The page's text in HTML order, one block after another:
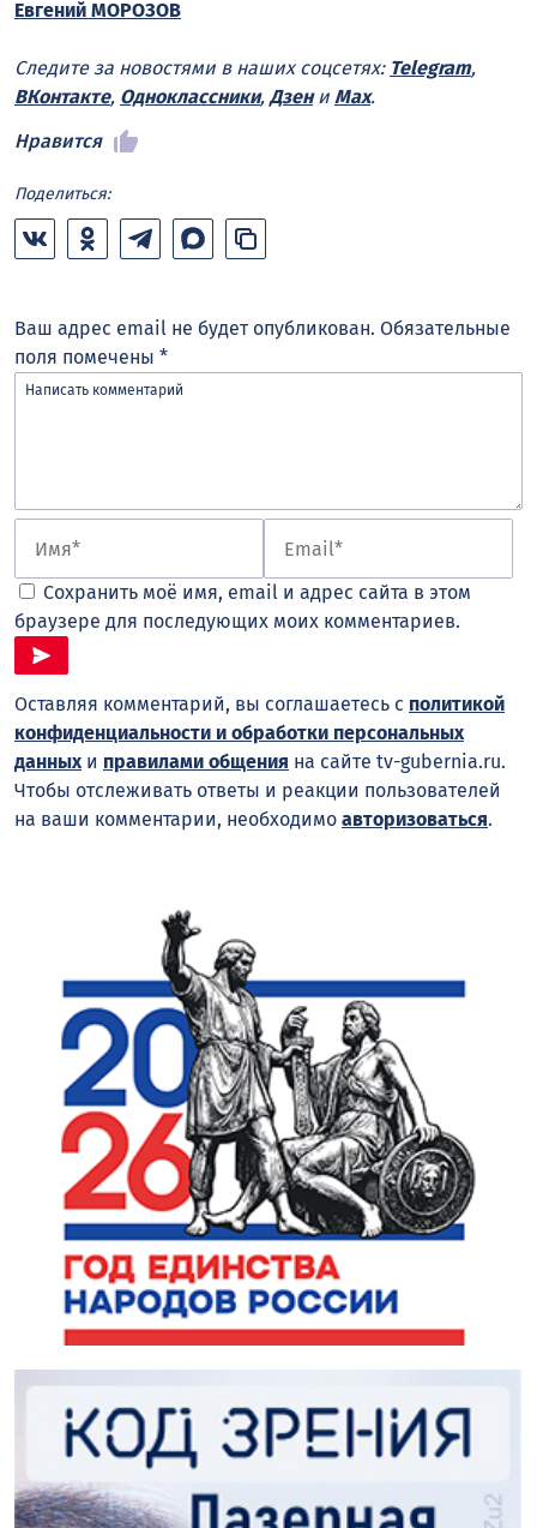
Евгений МОРОЗОВ
Следите за новостями в наших соцсетях: Telegram,
ВКонтакте, Одноклассники, Дзени Max.
Нравится
Поделиться:
Ваш адрес email не будет опубликован. Обязательные
поля помечены *
Сохранить моё имя, email и адрес сайта в этом
браузере для последующих моих комментариев.
Оставляя комментарий, вы соглашаетесь с политикой
конфиденциальности и обработки персональных
данных и правилами общения на сайте tv-gubernia.ru.
Чтобы отслеживать ответы и реакции пользователей
на ваши комментарии, необходимо авторизоваться.